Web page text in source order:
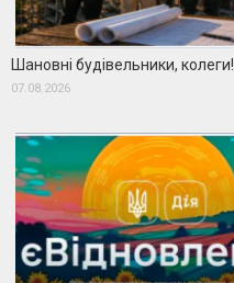
Шановні будівельники, колеги!
07.08.2026